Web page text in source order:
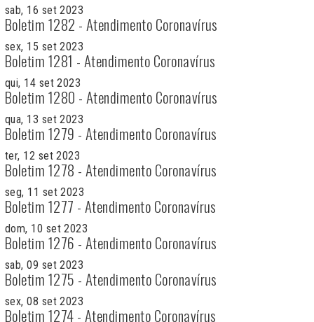
sab, 16 set 2023
Boletim 1282 - Atendimento Coronavírus
sex, 15 set 2023
Boletim 1281 - Atendimento Coronavírus
qui, 14 set 2023
Boletim 1280 - Atendimento Coronavírus
qua, 13 set 2023
Boletim 1279 - Atendimento Coronavírus
ter, 12 set 2023
Boletim 1278 - Atendimento Coronavírus
seg, 11 set 2023
Boletim 1277 - Atendimento Coronavírus
dom, 10 set 2023
Boletim 1276 - Atendimento Coronavírus
sab, 09 set 2023
Boletim 1275 - Atendimento Coronavírus
sex, 08 set 2023
Boletim 1274 - Atendimento Coronavírus